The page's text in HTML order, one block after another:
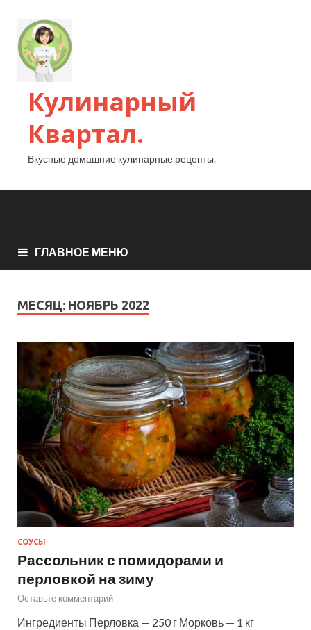
Кулинарный
Квартал.
Вкусные домашние кулинарные рецепты.
ГЛАВНОЕ МЕНЮ
МЕСЯЦ: НОЯБРЬ 2022
СОУСЫ
Рассольник с помидорами и
перловкой на зиму
Оставьте комментарий
Ингредиенты Перловка — 250 г Морковь — 1 кг